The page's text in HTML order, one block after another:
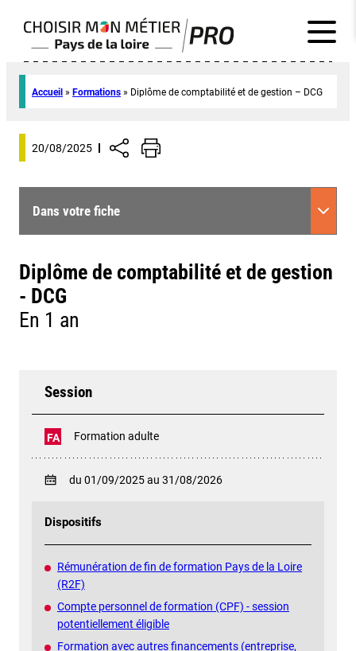
Accueil » Formations » Diplôme de comptabilité et de gestion – DCG
20/08/2025
Dans votre fiche
Diplôme de comptabilité et de gestion
- DCG
En 1 an
Session
FA Formation adulte
du 01/09/2025 au 31/08/2026
Dispositifs
Rémunération de fin de formation Pays de la Loire
(R2F)
Compte personnel de formation (CPF) - session
potentiellement éligible
Formation avec autres financements (entreprise,